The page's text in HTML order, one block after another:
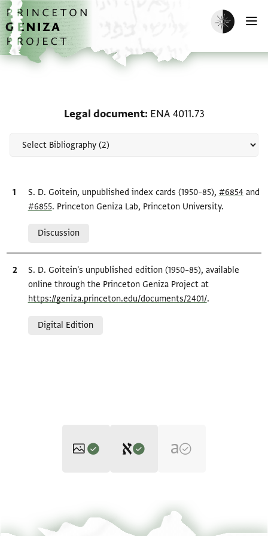
Skip to main content
home
Enable dark
Legal document ENA 4011.73
Bibliographic citation
S. D. Goitein, unpublished index cards (1950–85), #6854 and
#6855. Princeton Geniza Lab, Princeton University.
Discussion
Bibliographic citation
S. D. Goitein's unpublished edition (1950–85), available
online through the Princeton Geniza Project at
https://geniza.princeton.edu/documents/2401/.
Digital Edition
S. D. Goitein's unpublished edition (1950–85).
ENA 4011.73 2